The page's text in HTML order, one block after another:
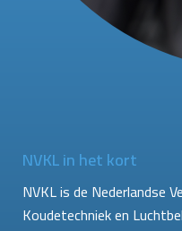
NVKL in het kort
NVKL is de Nederlandse
Koudetechniek en